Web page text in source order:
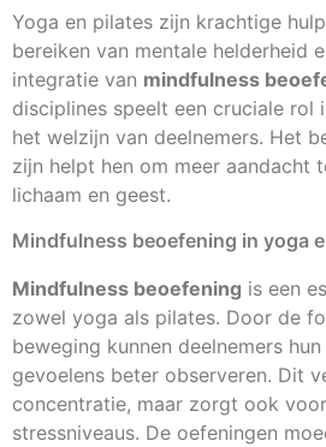
Yoga en pilates zijn krachtige
bereiken van mentale helderheid
integratie van mindfulness
disciplines speelt een cruciale rol
het welzijn van deelnemers. Het
zijn helpt hen om meer aandacht
lichaam en geest.
Mindfulness beoefening in yoga
Mindfulness beoefening is een
zowel yoga als pilates. Door de
beweging kunnen deelnemers
gevoelens beter observeren. Dit
concentratie, maar zorgt ook
stressniveaus. De oefeningen